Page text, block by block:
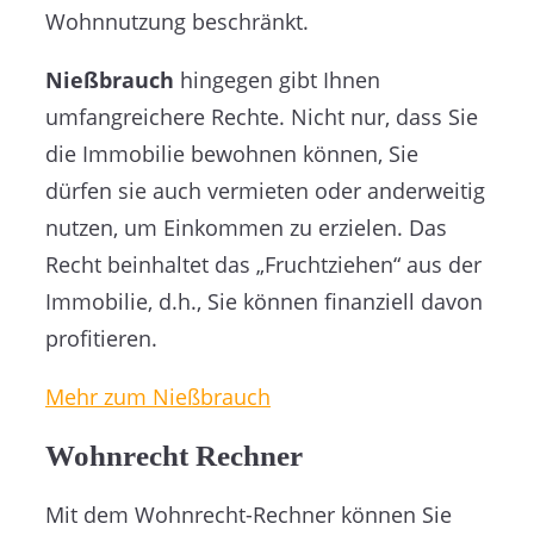
Wohnnutzung beschränkt.
Nießbrauch hingegen gibt Ihnen
umfangreichere Rechte. Nicht nur, dass Sie
die Immobilie bewohnen können, Sie
dürfen sie auch vermieten oder anderweitig
nutzen, um Einkommen zu erzielen. Das
Recht beinhaltet das „Fruchtziehen“ aus der
Immobilie, d.h., Sie können finanziell davon
profitieren.
Mehr zum Nießbrauch
Wohnrecht Rechner
Mit dem Wohnrecht-Rechner können Sie